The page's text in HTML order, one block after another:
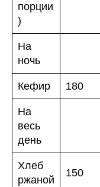
порции
)
На
ночь
Кефир 180
На
весь
день
Хлеб
ржаной
150